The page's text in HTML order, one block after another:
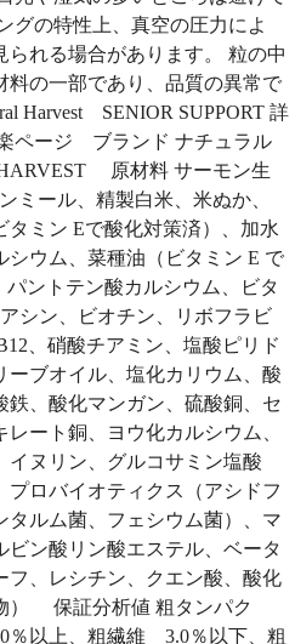
グの特性上、真空の圧力によ
られる場合があります。 粒の中
料の一部であり、品質の異常で
Harvest SENIOR SUPPORT 詳
ページ ブランド ナチュラル
原材料 サーモン生
ミール、精製白米、米ぬか、
タミン Eで酸化対策済）、加水
ウム、菜種油（ビタミン E で
ントテン酸カルシウム、ビタ
シン、ビオチン、リボフラビ
、硝酸チアミン、塩酸ピリド
ーブオイル、塩化カリウム、酸
、酸化マンガン、硫酸銅、セ
ート銅、ヨウ化カルシウム、
イヌリン、グルコサミン塩酸
ロバイオティクス（アシドフ
タルム菌、フェシウム菌）、マ
ビン酸リン酸エステル、ベータ
フ、レシチン、クエン酸、酸化
） 保証分析値 粗タンパク
以上、粗繊維 3.0％以下、粗